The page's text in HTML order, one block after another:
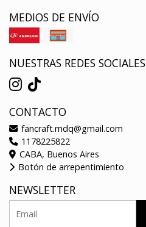
MEDIOS DE ENVÍO
NUESTRAS REDES SOCIALES
CONTACTO
fancraft.mdq@gmail.com
1178225822
CABA, Buenos Aires
Botón de arrepentimiento
NEWSLETTER